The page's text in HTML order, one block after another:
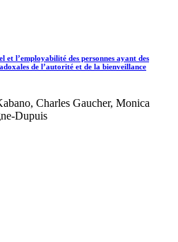
et l’employabilité des personnes ayant des
de l’autorité et de la bienveillance
Charles Gaucher, Monica
Dupuis